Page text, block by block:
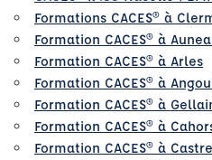
Formations CACES® à
Formation CACES® à
Formation CACES® à Arles
Formation CACES® à
Formation CACES® à
Formation CACES® à
Formation CACES® à